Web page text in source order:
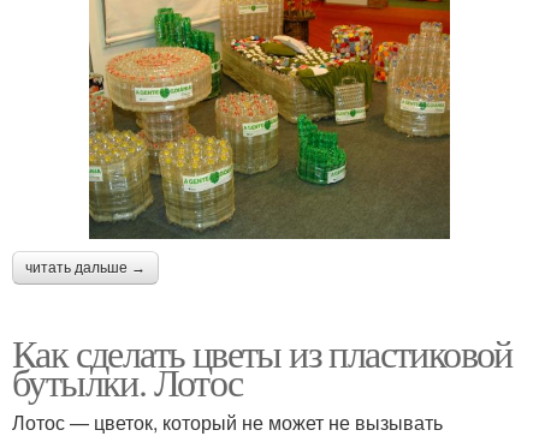
читать дальше →
Как сделать цветы из пластиковой
бутылки. Лотос
Лотос — цветок, который не может не вызывать